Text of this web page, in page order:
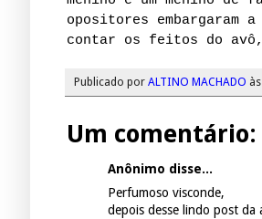
opositores embargaram
contar os feitos do
Publicado por ALTINO MACHADO às
Um comentário:
Anônimo disse...
Perfumoso visconde,
depois desse lindo post da